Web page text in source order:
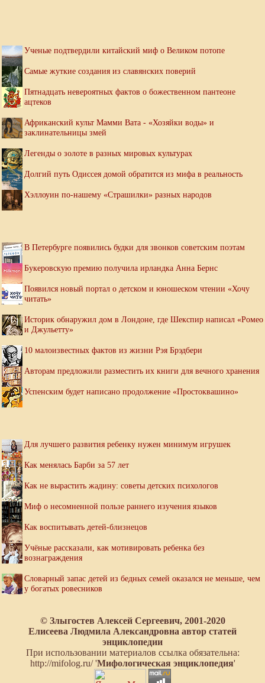
Ученые подтвердили китайский миф о Великом потопе
Самые жуткие создания из славянских поверий
Пятнадцать невероятных фактов о божественном пантеоне
ацтеков
Африканский культ Мамми Вата - «Хозяйки воды» и
заклинательницы змей
Легенды о золоте в разных мировых культурах
Долгий путь Одиссея домой обратится из мифа в реальность
Хэллоуин по-нашему «Страшилки» разных народов
В Петербурге появились будки для звонков советским поэтам
Букеровскую премию получила ирландка Анна Бернс
Появился новый портал о детском и юношеском чтении «Хочу
читать»
Историк обнаружил дом в Лондоне, где Шекспир написал «Ромео
и Джульетту»
10 малоизвестных фактов из жизни Рэя Брэдбери
Авторам предложили разместить их книги для вечного хранения
Успенским будет написано продолжение «Простоквашино»
Для лучшего развития ребенку нужен минимум игрушек
Как менялась Барби за 57 лет
Как не вырастить жадину: советы детских психологов
Миф о несомненной пользе раннего изучения языков
Как воспитывать детей-близнецов
Учёные рассказали, как мотивировать ребенка без
вознаграждения
Словарный запас детей из бедных семей оказался не меньше, чем
у богатых ровесников
© Злыгостев Алексей Сергеевич, 2001-2020
Елисеева Людмила Александровна автор статей
энциклопедии
При использовании материалов ссылка обязательна:
http://mifolog.ru/ 'Мифологическая энциклопедия'